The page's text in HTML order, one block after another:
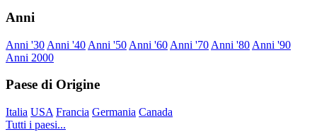
Anni
Anni '30 Anni '40 Anni '50 Anni '60 Anni '70 Anni '80 Anni '90
Anni 2000
Paese di Origine
Italia USA Francia Germania Canada
Tutti i paesi...